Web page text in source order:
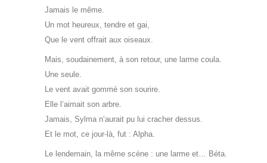
Jamais le même.
Un mot heureux, tendre et gai,
Que le vent offrait aux oiseaux.
Mais, soudainement, à son retour, une larme coula.
Une seule.
Le vent avait gommé son sourire.
Elle l’aimait son arbre.
Jamais, Sylma n’aurait pu lui cracher dessus.
Et le mot, ce jour-là, fut : Alpha.
Le lendemain, la même scène : une larme et… Béta.